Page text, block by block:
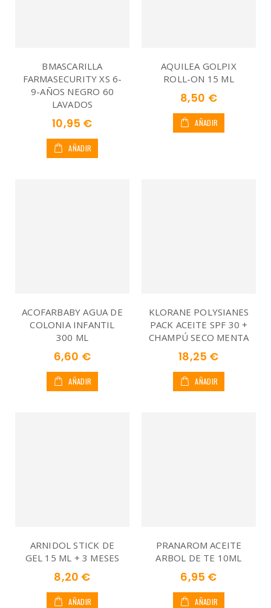
BMASCARILLA
FARMASECURITY XS 6-
9-AÑOS NEGRO 60
LAVADOS
10,95 €
AÑADIR
AQUILEA GOLPIX
ROLL-ON 15 ML
8,50 €
AÑADIR
ACOFARBABY AGUA DE
COLONIA INFANTIL
300 ML
6,60 €
AÑADIR
KLORANE POLYSIANES
PACK ACEITE SPF 30 +
CHAMPÚ SECO MENTA
18,25 €
AÑADIR
ARNIDOL STICK DE
GEL 15 ML + 3 MESES
8,20 €
AÑADIR
PRANAROM ACEITE
ARBOL DE TE 10ML
6,95 €
AÑADIR